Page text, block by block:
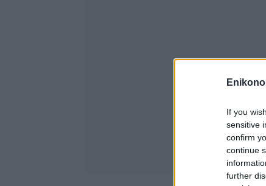
If you
sensitive
confirm
continue
further